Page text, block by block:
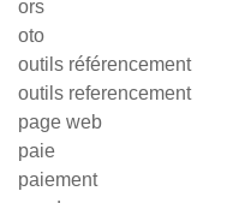
ors
oto
outils référencement
outils referencement
page web
paie
paiement